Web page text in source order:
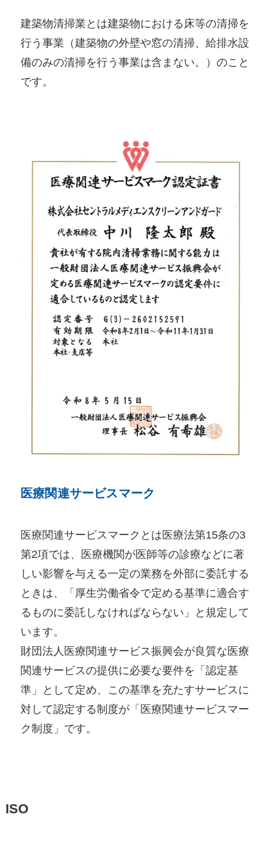
建築物清掃業とは建築物における床等の清掃を
行う事業（建築物の外壁や窓の清掃、給排水設
備のみの清掃を行う事業は含まない。）のこと
です。
医療関連サービスマーク
医療関連サービスマークとは医療法第15条の3
第2項では、医療機関が医師等の診療などに著
しい影響を与える一定の業務を外部に委託する
ときは、「厚生労働省令で定める基準に適合す
るものに委託しなければならない」と規定して
います。
財団法人医療関連サービス振興会が良質な医療
関連サービスの提供に必要な要件を「認定基
準」として定め、この基準を充たすサービスに
対して認定する制度が「医療関連サービスマー
ク制度」です。
ISO